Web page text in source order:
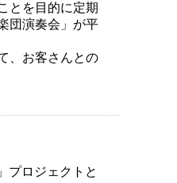
とを目的に定期
団演奏会」が平
、お客さんとの
プロジェクトと